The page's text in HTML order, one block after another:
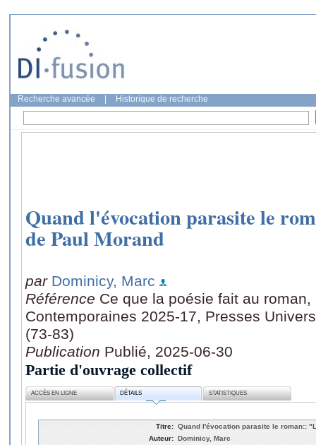
Recherche avancée Historique de recherche
Quand l'évocation parasite le
de Paul Morand
par Dominicy, Marc
Référence Ce que la poésie fait au
Contemporaines 2025-17, Presses
(73-83)
Publication Publié, 2025-06-30
Partie d'ouvrage collectif
ACCÈS EN LIGNE DÉTAILS STATISTIQUES
Titre: Quand l'évocation parasite le roman::
Auteur: Dominicy, Marc